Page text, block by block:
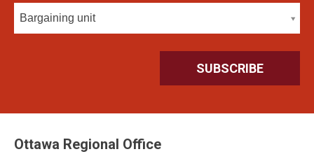
Bargaining unit
Ottawa Regional Office